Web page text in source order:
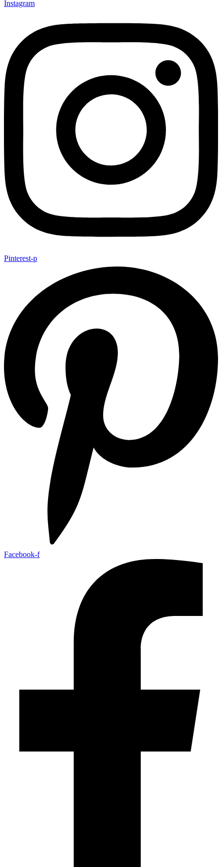
Instagram
Pinterest-p
Facebook-f